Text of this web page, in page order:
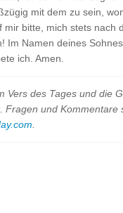
mit dem zu sein,
mir bitte, mich stets nach
Im Namen deines
ich. Amen.
Vers des Tages und die
Fragen und Kommentare